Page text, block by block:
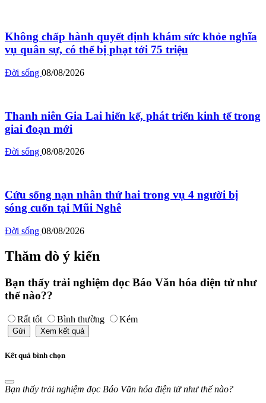
Không chấp hành quyết định khám sức khỏe nghĩa
vụ quân sự, có thể bị phạt tới 75 triệu
Đời sống 08/08/2026
Thanh niên Gia Lai hiến kế, phát triển kinh tế trong
giai đoạn mới
Đời sống 08/08/2026
Cứu sống nạn nhân thứ hai trong vụ 4 người bị
sóng cuốn tại Mũi Nghê
Đời sống 08/08/2026
Thăm dò ý kiến
Bạn thấy trải nghiệm đọc Báo Văn hóa điện tử như
thế nào??
Rất tốt Bình thường Kém
Gửi Xem kết quả
Kết quả bình chọn
Bạn thấy trải nghiệm đọc Báo Văn hóa điện tử như thế nào?